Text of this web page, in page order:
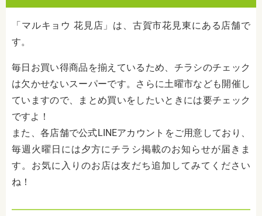
「マルキョウ 花見店」は、古賀市花見東にある店舗で
す。
毎日お買い得商品を揃えているため、チラシのチェック
は欠かせないスーパーです。さらに土曜市なども開催し
ていますので、まとめ買いをしたいときには要チェック
ですよ！
また、各店舗で公式LINEアカウントをご用意しており、
毎週火曜日には夕方にチラシ掲載のお知らせが届きま
す。お気に入りのお店は友だち追加してみてください
ね！